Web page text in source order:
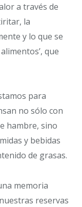
a través de
la
y lo que se
que
para
no sólo con
hambre, sino
y bebidas
de grasas.
memoria
reservas